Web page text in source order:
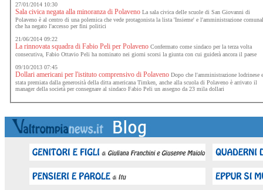
27/01/2014 10:30
Sala civica negata alla minoranza di Polaveno La sala civica delle scuole di San Giovanni di
Polaveno è al centro di una polemica che vede protagonista la lista 'Insieme' e l'amministrazione
che ha negato l'accesso per fini politici
21/06/2014 09:22
La rinnovata squadra di Fabio Peli per Polaveno Confermato come sindaco per la terza volta
consecutiva, Fabio Ottavio Peli ha nominato nei giorni scorsi la giunta con cui guiderà ancora il paese
09/10/2013 07:45
Dollari americani per l'istituto comprensivo di Polaveno Dopo che l'amministrazione lodrinese
stata premiata dalla generosità della ditta americana Timken, anche alla scuola di Polaveno è arrivato il
manager della società per consegnare al sindaco Fabio Peli un assegno da 23 mila dollari